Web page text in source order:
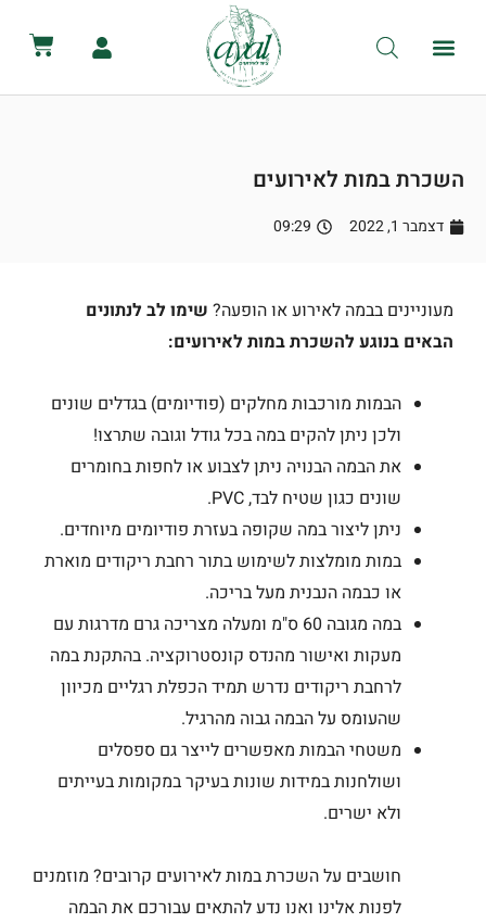
השכרת במות לאירועים
דצמבר 1, 2022 09:29
מעוניינים בבמה לאירוע או הופעה? שימו לב לנתונים
הבאים בנוגע להשכרת במות לאירועים:
הבמות מורכבות מחלקים (פודיומים) בגדלים שונים
ולכן ניתן להקים במה בכל גודל וגובה שתרצו!
את הבמה הבנויה ניתן לצבוע או לחפות בחומרים
שונים כגון שטיח לבד, PVC.
ניתן ליצור במה שקופה בעזרת פודיומים מיוחדים.
במות מומלצות לשימוש בתור רחבת ריקודים מוארת
או כבמה הנבנית מעל בריכה.
במה מגובה 60 ס"מ ומעלה מצריכה גרם מדרגות עם
מעקות ואישור מהנדס קונסטרוקציה. בהתקנת במה
לרחבת ריקודים נדרש תמיד הכפלת רגליים מכיוון
שהעומס על הבמה גבוה מהרגיל.
משטחי הבמות מאפשרים לייצר גם ספסלים
ושולחנות במידות שונות בעיקר במקומות בעייתים
ולא ישרים.
חושבים על השכרת במות לאירועים קרובים? מוזמנים
לפנות אלינו ואנו נדע להתאים עבורכם את הבמה